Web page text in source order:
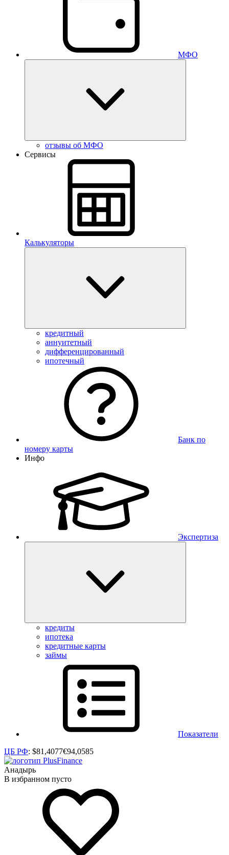
МФО
отзывы об МФО
Сервисы
Калькуляторы
кредитный
аннуитетный
дифференцированный
ипотечный
Банк по
номеру карты
Инфо
Экспертиза
кредиты
ипотека
кредитные карты
займы
Показатели
ЦБ РФ: $81,4077€94,0585
Анадырь
В избранном пусто